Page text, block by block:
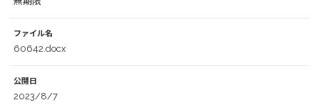
ファイル名
60642.docx
公開日
2023/8/7